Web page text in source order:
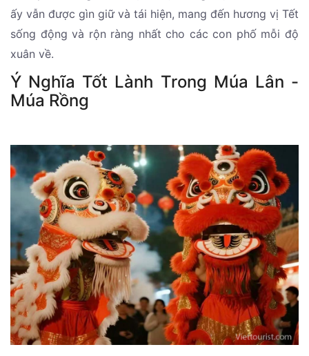
ấy vẫn được gìn giữ và tái hiện, mang đến hương vị Tết
sống động và rộn ràng nhất cho các con phố mỗi độ
xuân về.
Ý Nghĩa Tốt Lành Trong Múa Lân -
Múa Rồng